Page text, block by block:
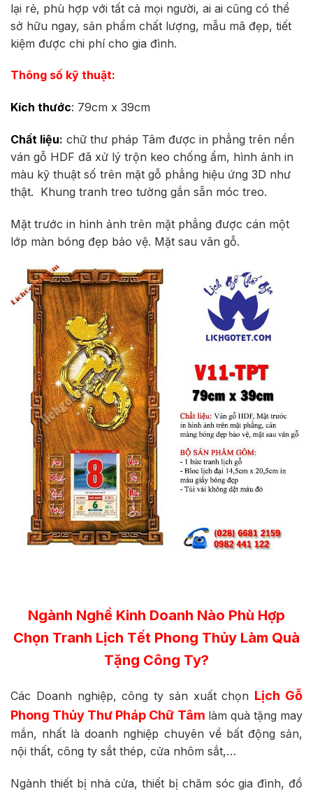
lại rẻ, phù hợp với tất cả mọi người, ai ai cũng có thể
sở hữu ngay, sản phẩm chất lượng, mẫu mã đẹp, tiết
kiệm được chi phí cho gia đình.
Thông số kỹ thuật:
Kích thước: 79cm x 39cm
Chất liệu: chữ thư pháp Tâm được in phẳng trên nền
ván gỗ HDF đã xử lý trộn keo chống ẩm, hình ảnh in
màu kỹ thuật số trên mặt gỗ phẳng hiệu ứng 3D như
thật. Khung tranh treo tường gắn sẵn móc treo.
Mặt trước in hình ảnh trên mặt phẳng được cán một
lớp màn bóng đẹp bảo vệ. Mặt sau vân gỗ.
Ngành Nghề Kinh Doanh Nào Phù Hợp
Chọn Tranh Lịch Tết Phong Thủy Làm Quà
Tặng Công Ty?
Các Doanh nghiệp, công ty sản xuất chọn Lịch Gỗ
Phong Thủy Thư Pháp Chữ Tâm làm quà tặng may
mắn, nhất là doanh nghiệp chuyên về bất động sản,
nội thất, công ty sắt thép, cửa nhôm sắt,…
Ngành thiết bị nhà cửa, thiết bị chăm sóc gia đình, đồ